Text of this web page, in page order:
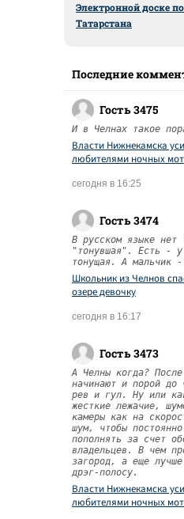
Электронной доске
Татарстана
Последние
Гость 3475
И в Челнах такое
Власти Нижнекамска
любителями ночных
сегодня в 16:25
Гость 3474
В русском языке нет
"тонувшая". Есть -
тонущая. А мальчик
Школьник из Челнов
озере девочку
сегодня в 16:17
Гость 3473
А Челны когда?
начинают и порой до
рев и гул. Ну или
жесткие лежачие,
камеры как на
шум, чтобы
пополнять за счет
владельцев. В чем
загород, а еще
дрэг-полосу.
Власти Нижнекамска
любителями ночных